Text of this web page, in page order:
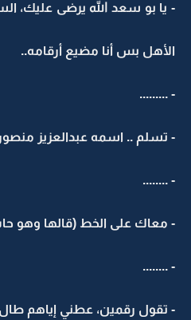
- يا بو سعد الله يرضى عليك،
الأهل بس أنا مضيع أرقامه..
- .........
- تسلم .. اسمه عبدالعزيز منصور
- ........
- معاك على الخط (قالها وهو
- ........
- تقول رقمين، عطني إياهم